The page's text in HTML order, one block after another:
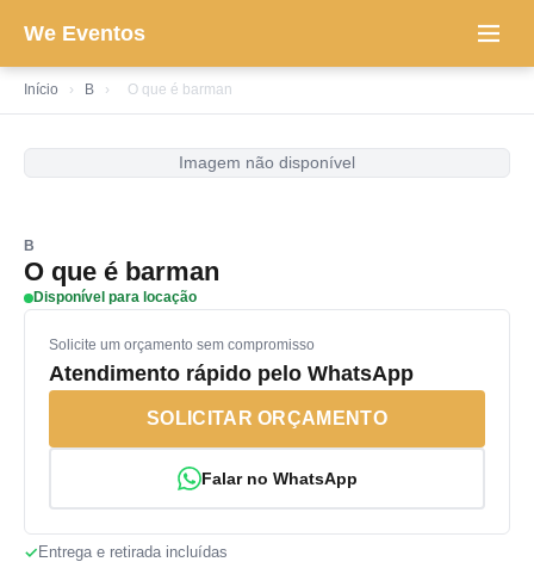
We Eventos
Início › B › O que é barman
Imagem não disponível
B
O que é barman
Disponível para locação
Solicite um orçamento sem compromisso
Atendimento rápido pelo WhatsApp
SOLICITAR ORÇAMENTO
Falar no WhatsApp
Entrega e retirada incluídas